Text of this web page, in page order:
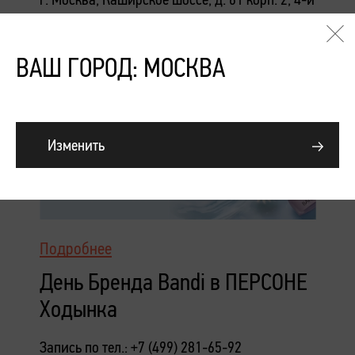
этаж
Подробнее
День Бренда Bandi в ПЕРСОНЕ
Ходынка
Запись по тел.: +7 (499) 281-65-92
ВАШ ГОРОД: МОСКВА
Изменить